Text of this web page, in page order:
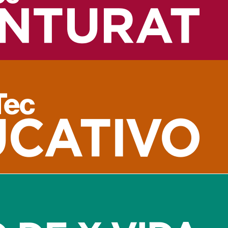
nacieron en Asia, otros en Europa o Medio Oriente,
fortuna y
éxito y crecimiento. A continuación, se presentan 10
de prosperidad y protección. Cada hoja se asocia
hacia arriba
fuerza y estabilidad. Cuando la trompa apunta hacia
neko)
prosperidad y éxito comercial. Es común verlo en
Se relaciona con crecimiento personal y